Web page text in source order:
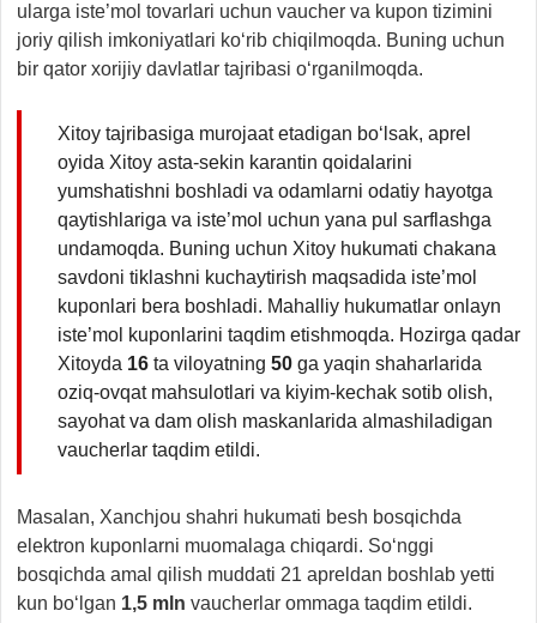
ularga iste’mol tovarlari uchun vaucher va kupon tizimini
joriy qilish imkoniyatlari ko‘rib chiqilmoqda. Buning uchun
bir qator xorijiy davlatlar tajribasi o‘rganilmoqda.
Xitoy tajribasiga murojaat etadigan bo‘lsak, aprel
oyida Xitoy asta-sekin karantin qoidalarini
yumshatishni boshladi va odamlarni odatiy hayotga
qaytishlariga va iste’mol uchun yana pul sarflashga
undamoqda. Buning uchun Xitoy hukumati chakana
savdoni tiklashni kuchaytirish maqsadida iste’mol
kuponlari bera boshladi. Mahalliy hukumatlar onlayn
iste’mol kuponlarini taqdim etishmoqda. Hozirga qadar
Xitoyda 16 ta viloyatning 50 ga yaqin shaharlarida
oziq-ovqat mahsulotlari va kiyim-kechak sotib olish,
sayohat va dam olish maskanlarida almashiladigan
vaucherlar taqdim etildi.
Masalan, Xanchjou shahri hukumati besh bosqichda
elektron kuponlarni muomalaga chiqardi. So‘nggi
bosqichda amal qilish muddati 21 apreldan boshlab yetti
kun bo‘lgan 1,5 mln vaucherlar ommaga taqdim etildi.